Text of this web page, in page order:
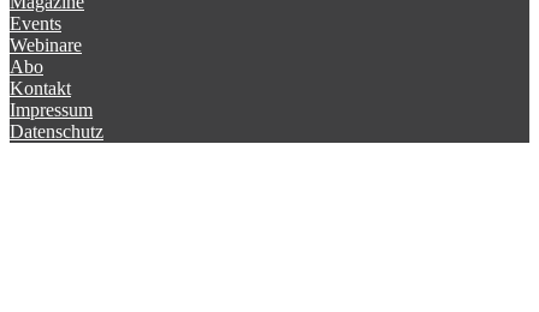
Events
Webinare
Abo
Kontakt
Impressum
Datenschutz